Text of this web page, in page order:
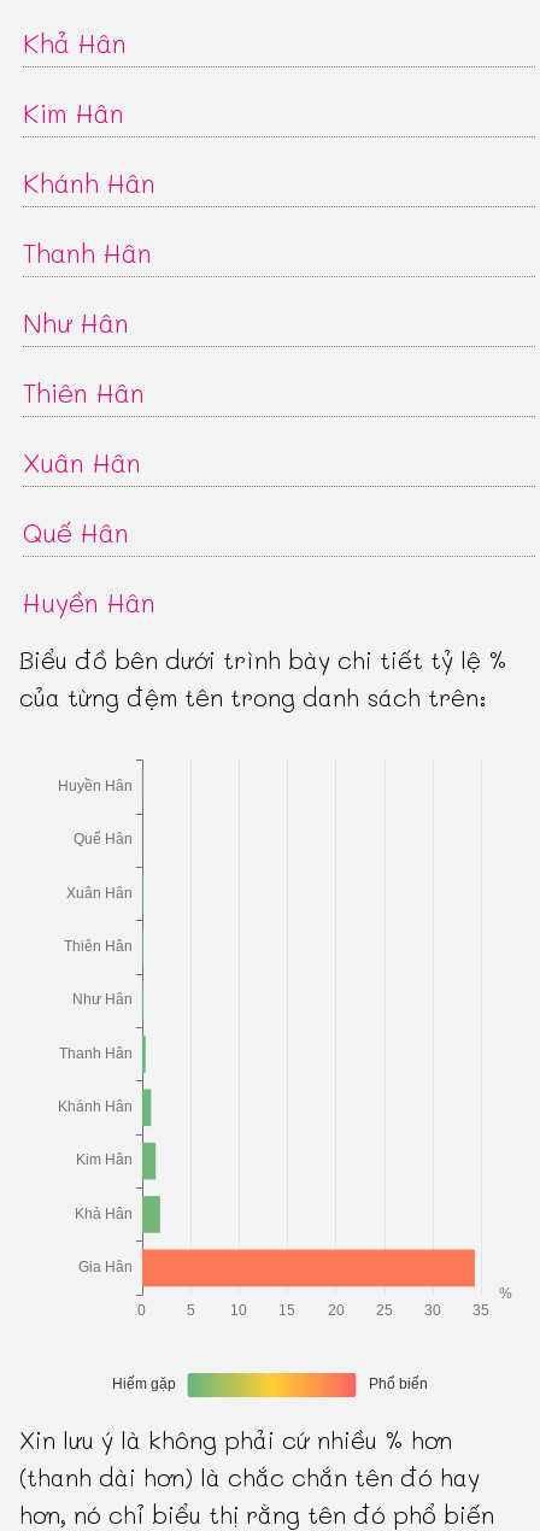
Khả Hân
Kim Hân
Khánh Hân
Thanh Hân
Như Hân
Thiên Hân
Xuân Hân
Quế Hân
Huyền Hân
Biểu đồ bên dưới trình bày chi tiết tỷ lệ %
của từng đệm tên trong danh sách trên:
Xin lưu ý là không phải cứ nhiều % hơn
(thanh dài hơn) là chắc chắn tên đó hay
hơn, nó chỉ biểu thị rằng tên đó phổ biến